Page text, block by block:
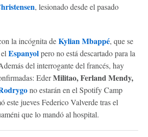
, lesionado desde el pasado
la incógnita deKylian Mbappé, que se
Espanyolpero no está descartado para la
del interrogante del francés, hay
EderMilitao, Ferland Mendy,
no estarán en el Spotify Camp
este jueves Federico Valverde tras el
que lo mandó al hospital.